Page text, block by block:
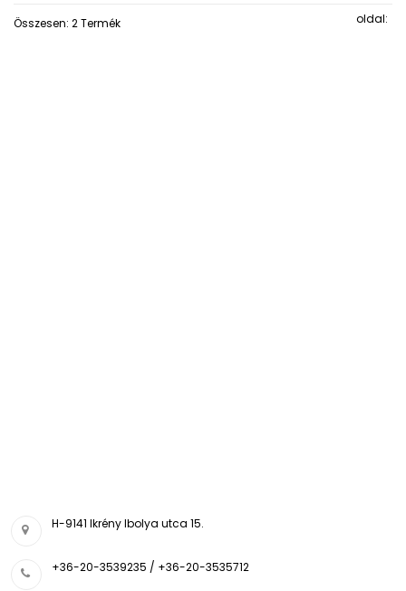
Összesen: 2 Termék oldal:
H-9141 Ikrény Ibolya utca 15.
+36-20-3539235 / +36-20-3535712